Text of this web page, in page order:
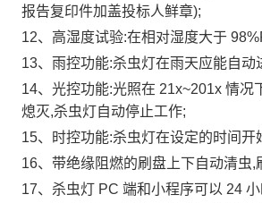
报告复印件加盖投标人鲜章);
12、高湿度试验:在相对湿度大于
13、雨控功能:杀虫灯在雨天应能自
14、光控功能:光照在 21x~201x 情
熄灭,杀虫灯自动停止工作;
15、时控功能:杀虫灯在设定的时间
16、带绝缘阻燃的刷盘上下自动清虫
17、杀虫灯 PC 端和小程序可以 24